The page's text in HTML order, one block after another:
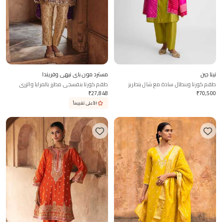
نينا جين
طقم كورتا وبنطال سادة مع شال بتطريز
البانداني
₹70,500
مسترد مون باي نيهى وفريندا
طقم كورتا بنفسجي مطرز بالمرايا والزري
₹27,848
الأعلى تقييماً